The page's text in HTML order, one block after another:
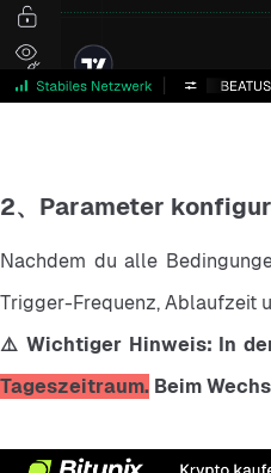
2、Parameter
Nachdem du alle
Trigger-Frequenz, Ablaufzeit
⚠️ Wichtiger Hinweis: In
Tageszeitraum. Beim